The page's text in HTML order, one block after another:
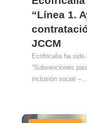
“Línea 1.
JCCM
Ecofricalia ha sido
“Subvenciones
inclusión social –...